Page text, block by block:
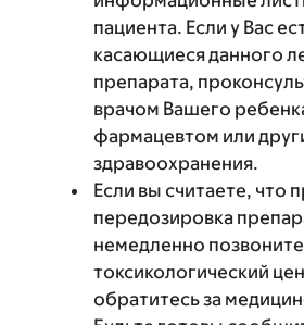
пациента. Если у Вас
касающиеся данного
препарата,
врачом Вашего
фармацевтом или
здравоохранения.
Если вы считаете, что
передозировка
немедленно
токсикологический
обратитесь за